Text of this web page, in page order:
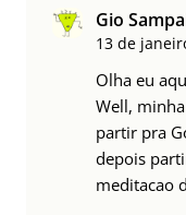
Gio
13 de
Olha eu
Well,
partir pra
depois
meditacao